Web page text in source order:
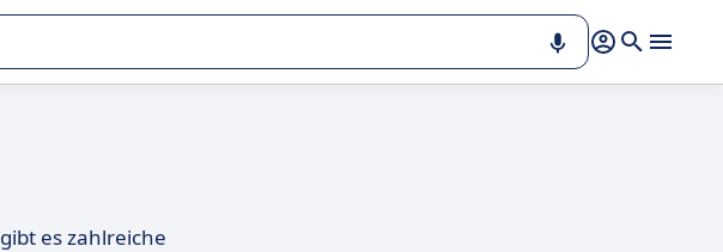
Unternehmen.
es zahlreiche